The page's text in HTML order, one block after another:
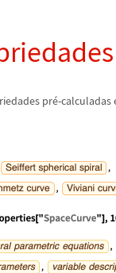
pré-calculadas